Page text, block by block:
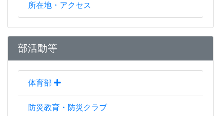
所在地・アクセス
部活動等
体育部
防災教育・防災クラブ